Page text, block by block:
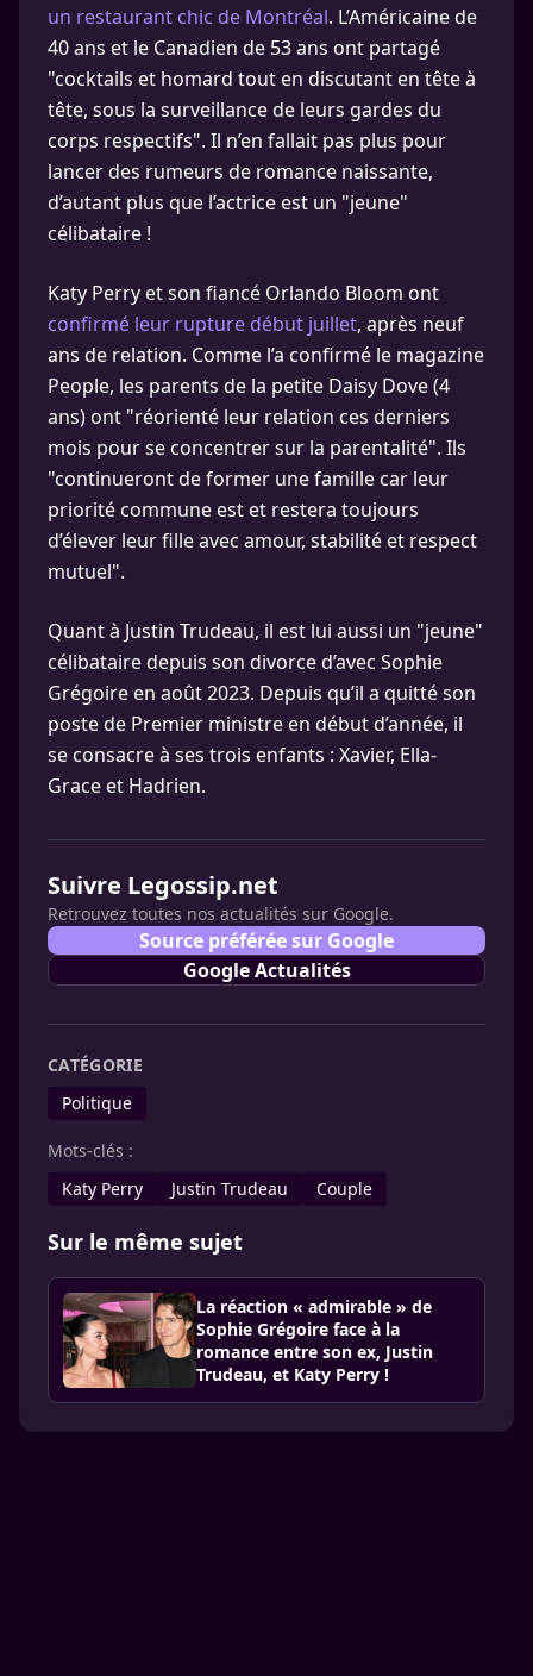
un restaurant chic de Montréal. L’Américaine de
40 ans et le Canadien de 53 ans ont partagé
"cocktails et homard tout en discutant en tête à
tête, sous la surveillance de leurs gardes du
corps respectifs". Il n’en fallait pas plus pour
lancer des rumeurs de romance naissante,
d’autant plus que l’actrice est un "jeune"
célibataire !
Katy Perry et son fiancé Orlando Bloom ont
confirmé leur rupture début juillet, après neuf
ans de relation. Comme l’a confirmé le magazine
People, les parents de la petite Daisy Dove (4
ans) ont "réorienté leur relation ces derniers
mois pour se concentrer sur la parentalité". Ils
"continueront de former une famille car leur
priorité commune est et restera toujours
d’élever leur fille avec amour, stabilité et respect
mutuel".
Quant à Justin Trudeau, il est lui aussi un "jeune"
célibataire depuis son divorce d’avec Sophie
Grégoire en août 2023. Depuis qu’il a quitté son
poste de Premier ministre en début d’année, il
se consacre à ses trois enfants : Xavier, Ella-
Grace et Hadrien.
Suivre Legossip.net
Retrouvez toutes nos actualités sur Google.
Source préférée sur Google
Google Actualités
CATÉGORIE
Politique
Mots-clés :
Katy Perry
Justin Trudeau Couple
Sur le même sujet
La réaction « admirable » de
Sophie Grégoire face à la
romance entre son ex, Justin
Trudeau, et Katy Perry !